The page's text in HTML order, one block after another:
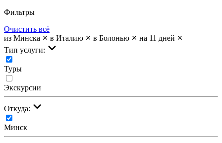
Фильтры
Очистить всё
из Минска
в Италию в Болонью
на 11 дней
Тип услуги:
Туры
Экскурсии
Откуда:
Минск